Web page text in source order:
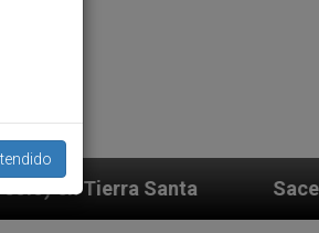
Sacerdotes alemanes